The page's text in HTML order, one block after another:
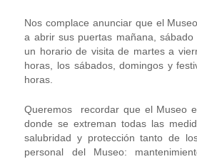
Nos complace anunciar que el
a abrir sus puertas mañana,
un horario de visita de martes a
horas, los sábados, domingos y
horas.
Queremos recordar que el Museo
donde se extreman todas las
salubridad y protección tanto de
personal del Museo: